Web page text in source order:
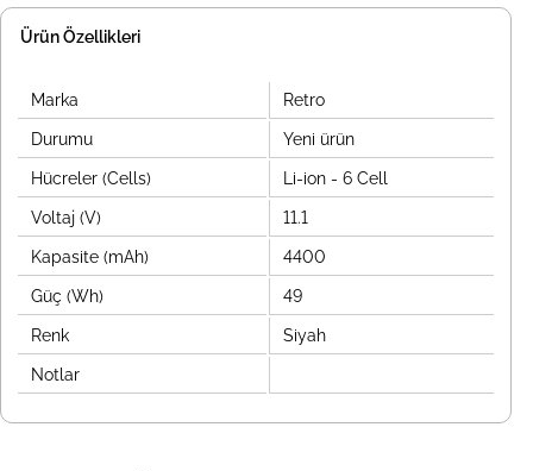
Ürün Özellikleri
Marka Retro
Durumu Yeni ürün
Hücreler (Cells) Li-ion - 6 Cell
Voltaj (V) 11.1
Kapasite (mAh) 4400
Güç (Wh) 49
Renk Siyah
Notlar